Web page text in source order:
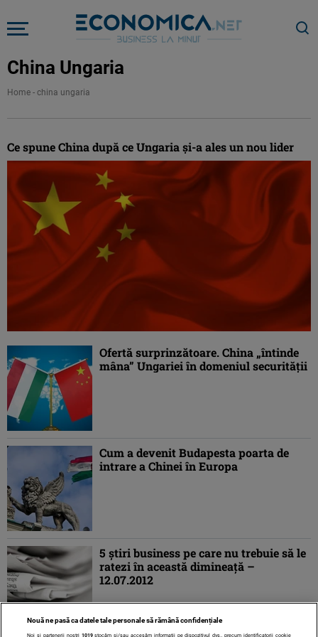
China Ungaria
Home - china ungaria
Ce spune China după ce Ungaria şi-a ales un nou lider
Ofertă surprinzătoare. China „întinde
mâna” Ungariei în domeniul securităţii
Cum a devenit Budapesta poarta de
intrare a Chinei în Europa
5 ştiri business pe care nu trebuie să le
ratezi în această dimineaţă –
12.07.2012
Nouă ne pasă ca datele tale personale să rămână confidențiale
Noi și partenerii noștri 1019stocăm și/sau accesăm informații pe dispozitivul dvs., precum identificatorii cookie